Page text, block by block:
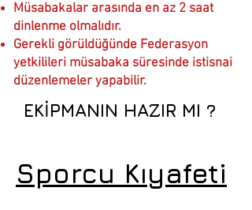
Müsabakalar arasında en az 2 saat
dinlenme olmalıdır.
Gerekli görüldüğünde Federasyon
yetkilileri müsabaka süresinde istisnai
düzenlemeler yapabilir.
EKİPMANIN HAZIR MI ?
Sporcu Kıyafeti